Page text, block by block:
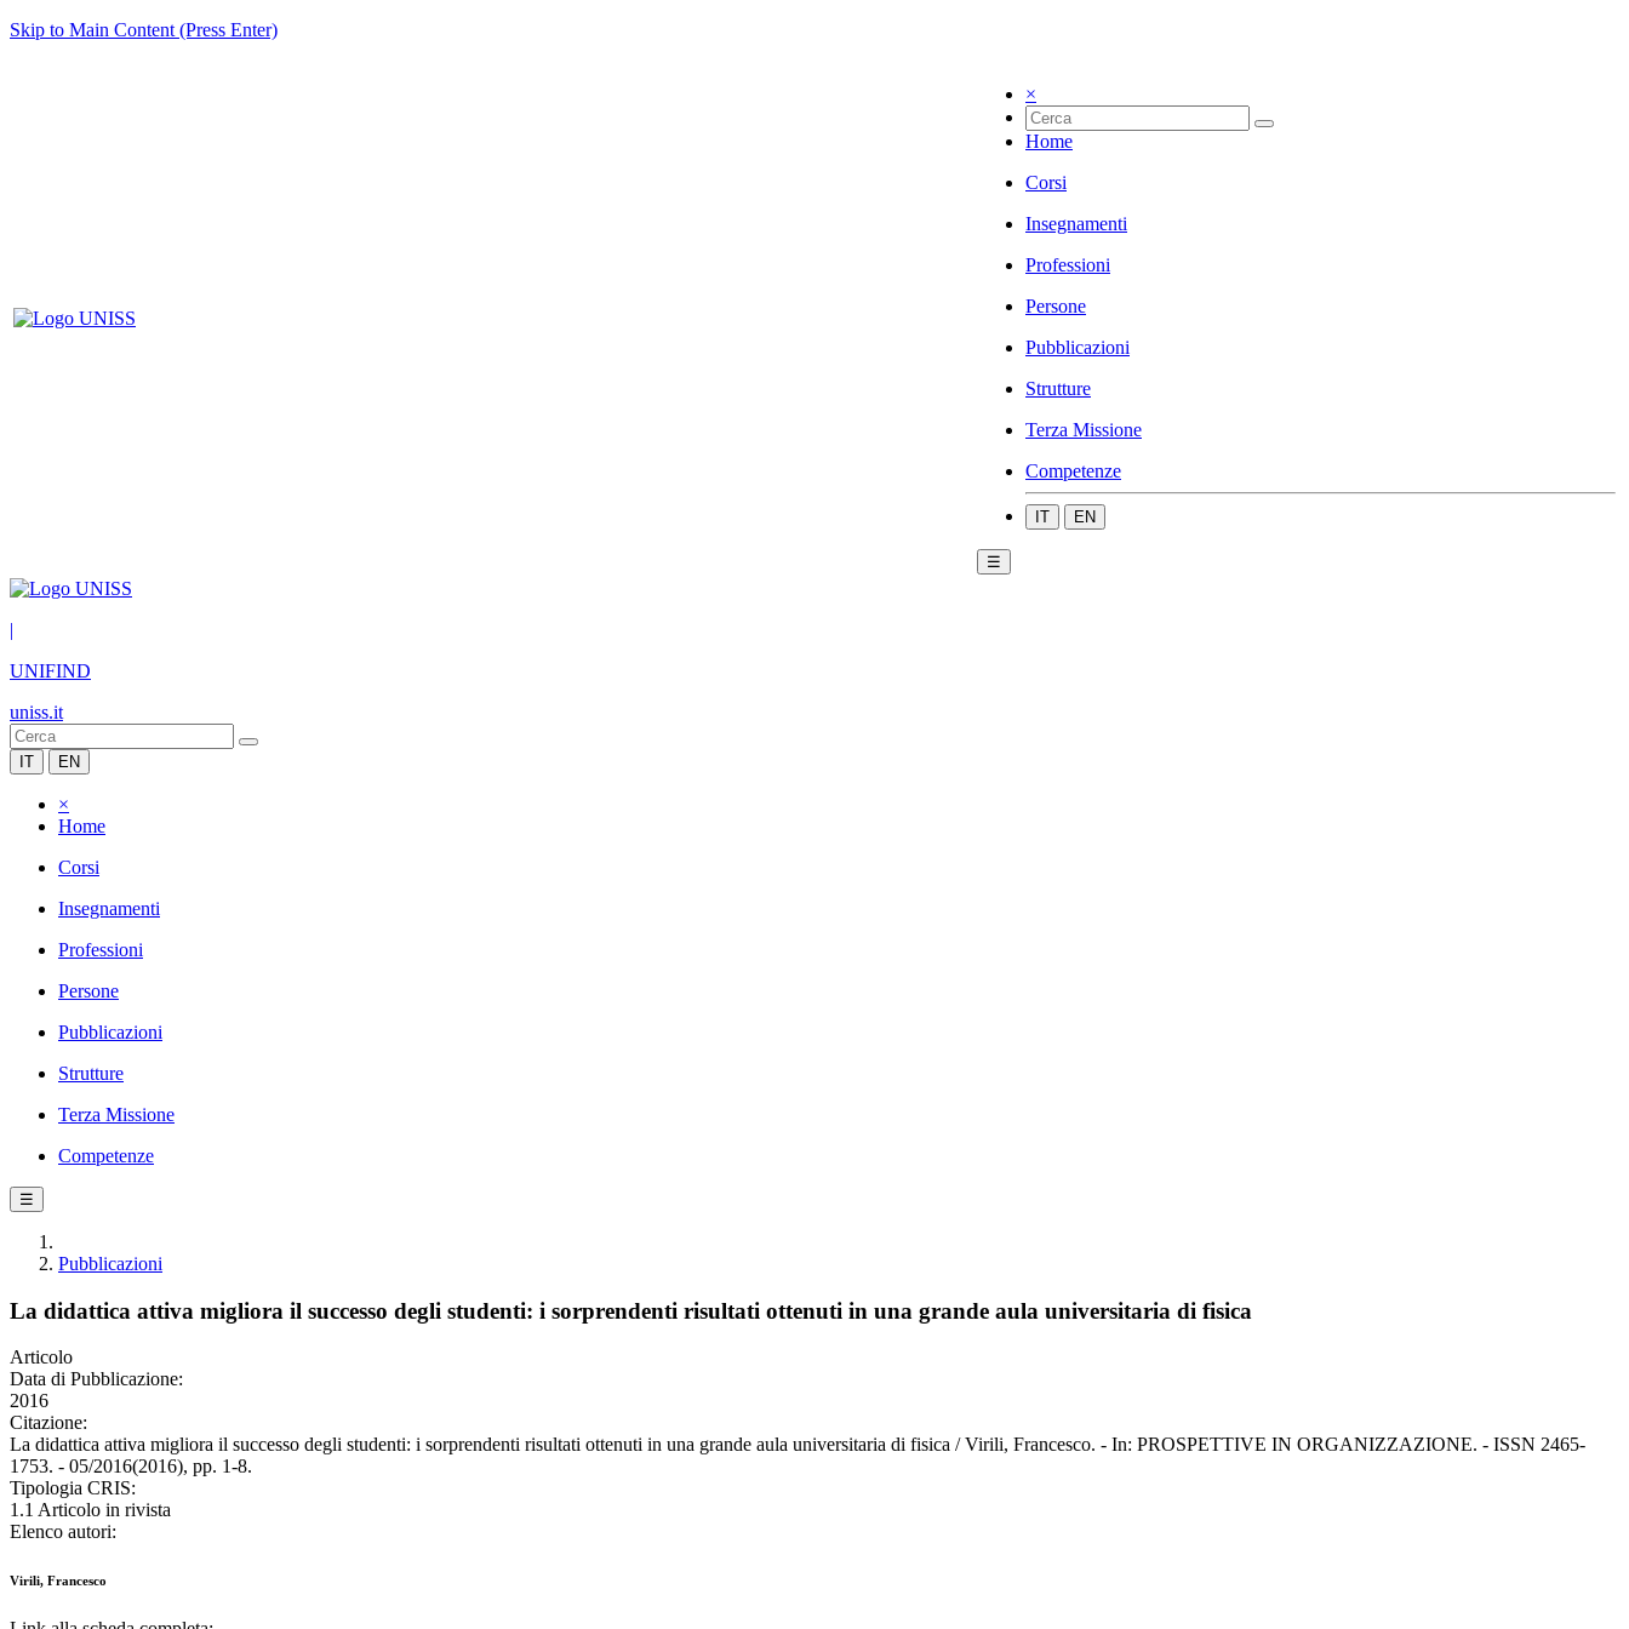
Skip to Main Content (Press Enter)
×
Home
Corsi
Insegnamenti
Professioni
Persone
Pubblicazioni
Strutture
Terza Missione
Competenze
IT EN
☰
|
UNIFIND
uniss.it
IT EN
×
Home
Corsi
Insegnamenti
Professioni
Persone
Pubblicazioni
Strutture
Terza Missione
Competenze
☰
Pubblicazioni
La didattica attiva migliora il successo degli studenti: i sorprendenti risultati ottenuti in una grande aula universitaria di fisica
Articolo
Data di Pubblicazione:
2016
Citazione:
La didattica attiva migliora il successo degli studenti: i sorprendenti risultati ottenuti in una grande aula universitaria di fisica / Virili, Francesco. - In: PROSPETTIVE IN ORGANIZZAZIONE. - ISSN 2465-
1753. - 05/2016(2016), pp. 1-8.
Tipologia CRIS:
1.1 Articolo in rivista
Elenco autori:
Virili, Francesco